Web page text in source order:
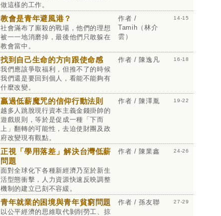
做這樣的工作。
教會是青年避風港？
社會滿布了廝殺的戰場，他們的理想
被一一地消磨掉，最後他們只敢躲在
教會當中。
作者 /
Tamih（林介
雲）
14-15
找到自己生命的方向跟使命感
我們應該爭取福利，但推不了的時候
我們還是要回到個人，看能不能夠有
什麼改變。
作者 / 陳逸凡 16-18
贏過低薪魔咒的信仰行動法則
越多人跳脫現行資本主義金錢掛帥的
遊戲規則，等於是促成一種「下而
上」翻轉的可能性，去迫使財團及政
府改變現有觀點。
作者 / 陳澤胤 19-22
正視「學用落差」解決台灣低薪
問題
面對全球化下各種新經濟乃至於新生
活型態衝擊，人力資源快速反映調整
機制的建立已刻不容緩。
作者 / 陳業鑫 24-26
青年就業的困境與青年貧窮問題
以公平經濟的思維取代剝削勞工、掠
作者 / 孫友聯 27-29